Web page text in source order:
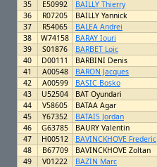
35
E50992 BAILLY Thierry
36
R07205 BAILLY Yannick
37
R54065 BALEA Andrei
38
W74158 BARAY Iouri
39
S01876 BARBET Loic
40
D00111 BARBINI Denis
41
A00548 BARON Jacques
42
A00599 BASIC Bosko
43
U52504 BAT Oyundari
44
V58605 BATAA Agar
45
Y67352 BATAIS Jordan
46
G63785 BAURY Valentin
47
H00512 BAVINCKHOVE Frederic
48
B67709 BAVINCKHOVE Zoltan
49
V01222 BAZIN Marc